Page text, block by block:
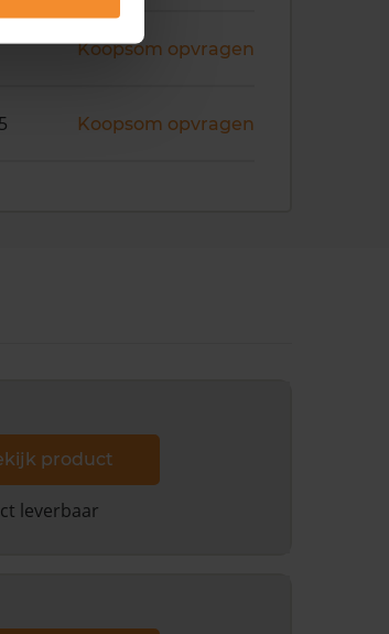
Koopsom opvragen
Koopsom opvragen
product
leverbaar